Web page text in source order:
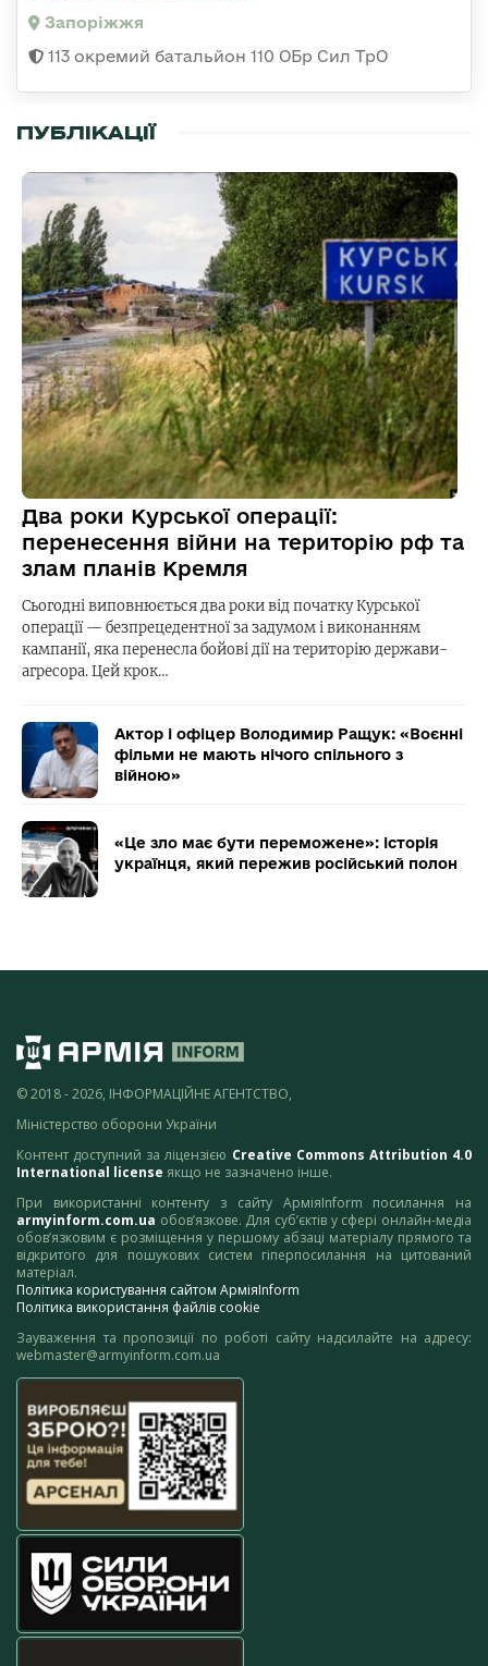
Запоріжжя
113 окремий батальйон 110 ОБр Сил ТрО
ПУБЛІКАЦІЇ
Два роки Курської операції:
перенесення війни на територію рф та
злам планів Кремля
Сьогодні виповнюється два роки від початку Курської
операції — безпрецедентної за задумом і виконанням
кампанії, яка перенесла бойові дії на територію держави-
агресора. Цей крок…
Актор і офіцер Володимир Ращук: «Воєнні
фільми не мають нічого спільного з
війною»
«Це зло має бути переможене»: історія
українця, який пережив російський полон
© 2018 - 2026, ІНФОРМАЦІЙНЕ АГЕНТСТВО,
Міністерство оборони України
Контент доступний за ліцензією Creative Commons Attribution 4.0
International license якщо не зазначено інше.
При використанні контенту з сайту АрміяInform посилання на
armyinform.com.ua обов’язкове. Для суб’єктів у сфері онлайн-медіа
обов’язковим є розміщення у першому абзаці матеріалу прямого та
відкритого для пошукових систем гіперпосилання на цитований
матеріал.
Політика користування сайтом АрміяInform
Політика використання файлів cookie
Зауваження та пропозиції по роботі сайту надсилайте на адресу:
webmaster@armyinform.com.ua